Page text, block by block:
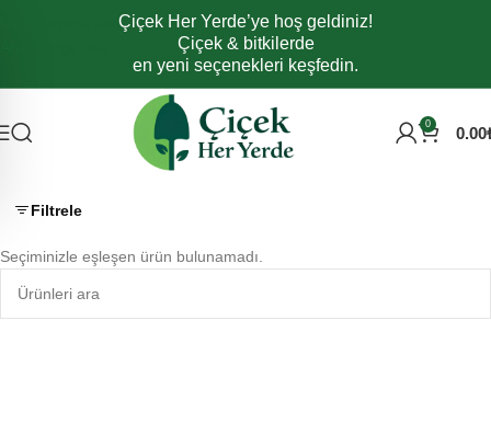
Navigasyona atlaÇiçek Her Yerde’ye hoş geldiniz!
Çiçek & bitkilerde
en yeni seçenekleri keşfedin.
0 0.00
Filtrele
Seçiminizle eşleşen ürün bulunamadı.